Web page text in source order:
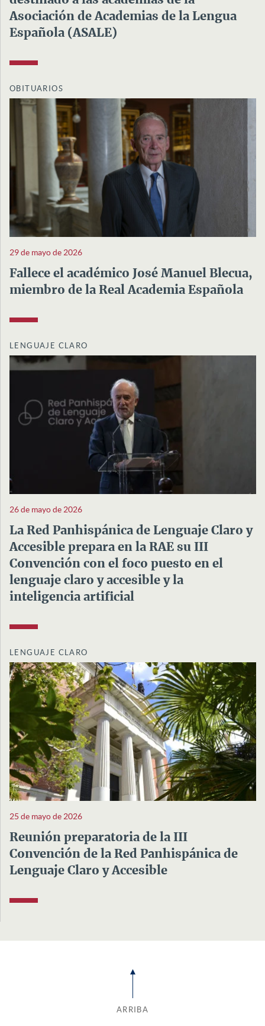
Asociación de Academias de la Lengua
Española (ASALE)
OBITUARIOS
29 de mayo de 2026
Fallece el académico José Manuel Blecua,
miembro de la Real Academia Española
LENGUAJE CLARO
26 de mayo de 2026
La Red Panhispánica de Lenguaje Claro y
Accesible prepara en la RAE su III
Convención con el foco puesto en el
lenguaje claro y accesible y la
inteligencia artificial
LENGUAJE CLARO
25 de mayo de 2026
Reunión preparatoria de la III
Convención de la Red Panhispánica de
Lenguaje Claro y Accesible
ARRIBA